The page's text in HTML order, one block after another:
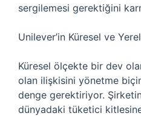
sergilemesi gerektiğini
Unilever’in Küresel ve
Küresel ölçekte bir dev
olan ilişkisini yönetme
denge gerektiriyor.
dünyadaki tüketici